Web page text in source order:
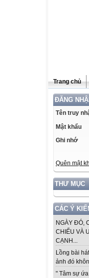
Trang chủ
ĐĂNG
Tên truy
Mật khẩu
Ghi nhớ
Quên mật
THƯ MỤC
CÁC Ý
NGÀY ĐÓ,
CHIẾU VÀ
CẠNH...
Lồng bài
ảnh đó
" Tâm sự